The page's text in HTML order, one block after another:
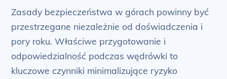
Zasady bezpieczeństwa w górach powinny być
przestrzegane niezależnie od doświadczenia i
pory roku. Właściwe przygotowanie i
odpowiedzialność podczas wędrówki to
kluczowe czynniki minimalizujące ryzyko